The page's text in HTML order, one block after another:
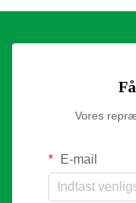
Vores
E-mail